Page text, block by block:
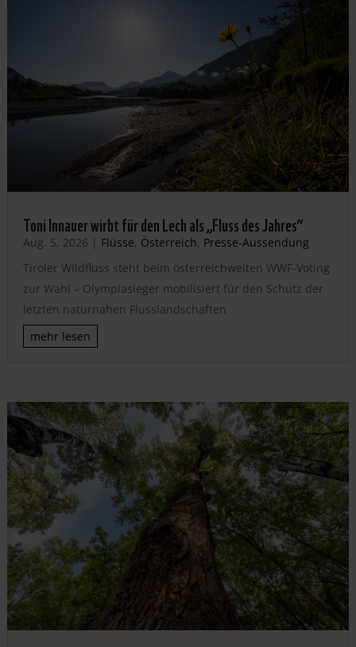
Toni Innauer wirbt für den Lech als „Fluss des Jahres“
Aug. 5, 2026 | Flüsse, Österreich, Presse-Aussendung
Tiroler Wildfluss steht beim österreichweiten WWF-Voting
zur Wahl – Olympiasieger mobilisiert für den Schutz der
letzten naturnahen Flusslandschaften
mehr lesen